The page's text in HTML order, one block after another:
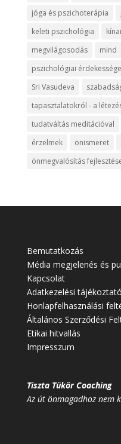
jóga és pszichoterápia
keleti pszichológia
megvilágosodás
mind
pszichológiai
Sri Vasudeva
tapasztalatokról - a
tudatváltás meditációval
érzelmek
önismeret
önmegvalósítás
Bemutatkozás
Média megjelenés és
Kapcsolat
Adatkezelési
Honlapfelhasználási
Általános Szerződési
Etikai hitvallás
Impresszum
Tiszta Tükör Coaching
Az út önmagadhoz nem